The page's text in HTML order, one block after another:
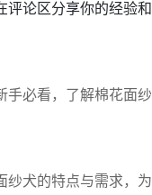
评论区分享你的经验
手必看，了解棉花面
犬的特点与需求，